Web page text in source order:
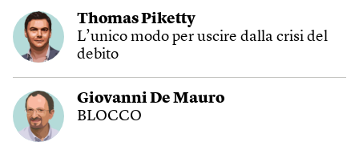
Thomas Piketty
L’unico modo per uscire dalla crisi del
debito
Giovanni De Mauro
BLOCCO